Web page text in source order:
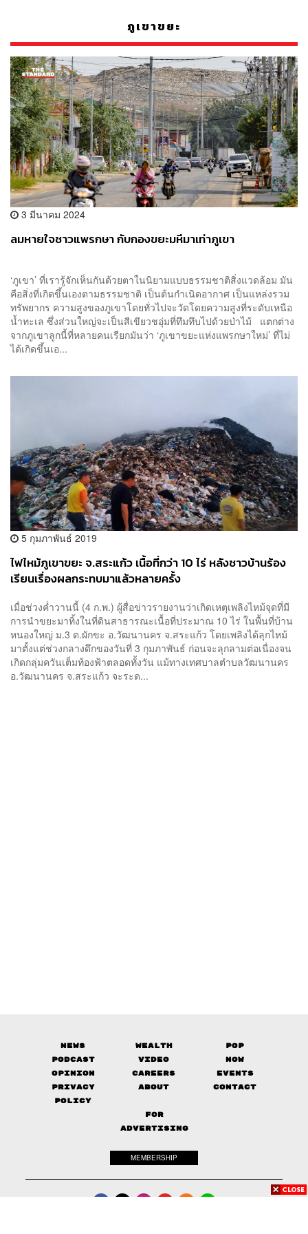
ภูเขาขยะ
3 มีนาคม 2024
ลมหายใจชาวแพรกษา กับกองขยะมหึมาเท่าภูเขา
‘ภูเขา’ ที่เรารู้จักเห็นกันด้วยตาในนิยามแบบธรรมชาติสิ่งแวดล้อม มัน
คือสิ่งที่เกิดขึ้นเองตามธรรมชาติ เป็นต้นกำเนิดอากาศ เป็นแหล่งรวม
ทรัพยากร ความสูงของภูเขาโดยทั่วไปจะวัดโดยความสูงที่ระดับเหนือ
น้ำทะเล ซึ่งส่วนใหญ่จะเป็นสีเขียวชอุ่มที่ทึมทึบไปด้วยป่าไม้ แตกต่าง
จากภูเขาลูกนี้ที่หลายคนเรียกมันว่า ‘ภูเขาขยะแห่งแพรกษาใหม่’ ที่ไม่
ได้เกิดขึ้นเอ...
5 กุมภาพันธ์ 2019
ไฟไหม้ภูเขาขยะ จ.สระแก้ว เนื้อที่กว่า 10 ไร่ หลังชาวบ้านร้อง
เรียนเรื่องผลกระทบมาแล้วหลายครั้ง
เมื่อช่วงค่ำวานนี้ (4 ก.พ.) ผู้สื่อข่าวรายงานว่าเกิดเหตุเพลิงไหม้จุดที่มี
การนำขยะมาทิ้งในที่ดินสาธารณะเนื้อที่ประมาณ 10 ไร่ ในพื้นที่บ้าน
หนองใหญ่ ม.3 ต.ผักขะ อ.วัฒนานคร จ.สระแก้ว โดยเพลิงได้ลุกไหม้
มาตั้งแต่ช่วงกลางดึกของวันที่ 3 กุมภาพันธ์ ก่อนจะลุกลามต่อเนื่องจน
เกิดกลุ่มควันเต็มท้องฟ้าตลอดทั้งวัน แม้ทางเทศบาลตำบลวัฒนานคร
อ.วัฒนานคร จ.สระแก้ว จะระด...
News Wealth
Pop
Podcast
Video
Now
Opinion
Careers
Events
Privacy
Policy
About Contact
FOR
ADVERTISING
MEMBERSHIP